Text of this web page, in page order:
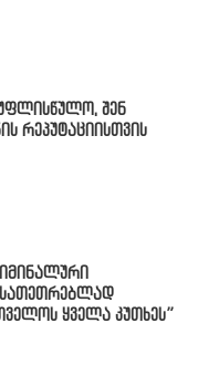
უფლისწულო, შენ
რეპუტაციისთვის
ყველა კუთხეს”